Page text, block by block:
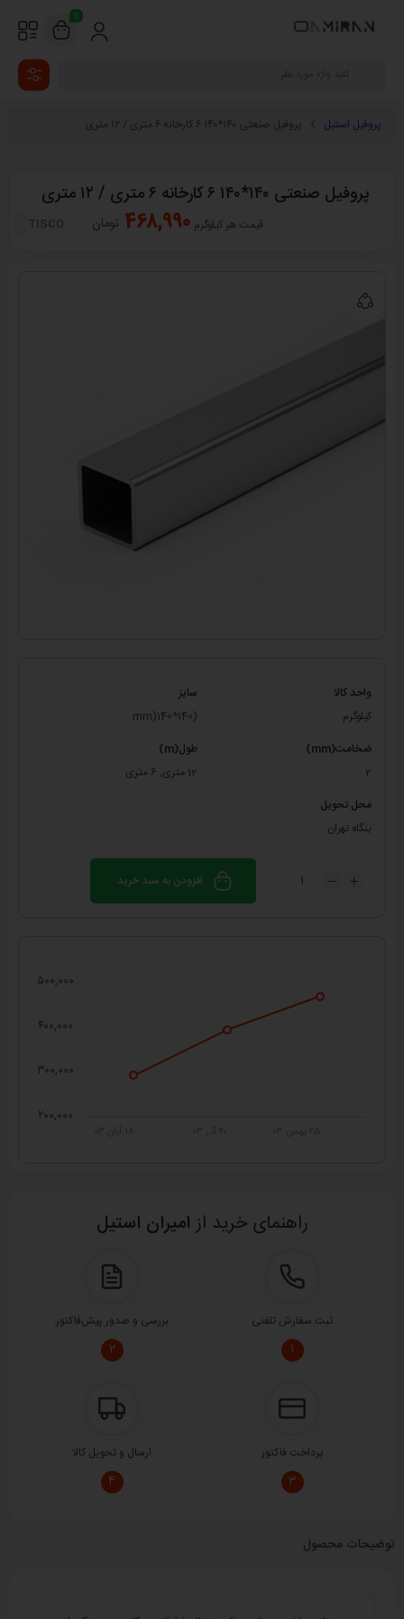
0
پروفیل استیل پروفیل صنعتی ۱۴۰*۱۴۰ ۶ کارخانه ۶ متری / ۱۲ متری
پروفیل صنعتی ۱۴۰*۱۴۰ ۶ کارخانه ۶ متری / ۱۲ متری
قیمت هر کیلوگرم 468,990 تومان TISCO
واحد کالا
کیلوگرم
سایز
(mm)140*140
ضخامت(mm)
2
طول(m)
12 متری, 6 متری
محل تحویل
بنگاه تهران
افزودن به سبد خرید
۲۰۰,۰۰۰
۳۰۰,۰۰۰
۴۰۰,۰۰۰
۵۰۰,۰۰۰
راهنمای خرید از امیران استیل
ثبت سفارش تلفنی
۱
بررسی و صدور پیش‌فاکتور
۲
پرداخت فاکتور
۳
ارسال و تحویل کالا
۴
توضیحات محصول